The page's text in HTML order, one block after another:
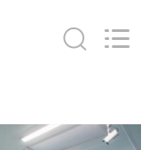
الرئيسية
Technology